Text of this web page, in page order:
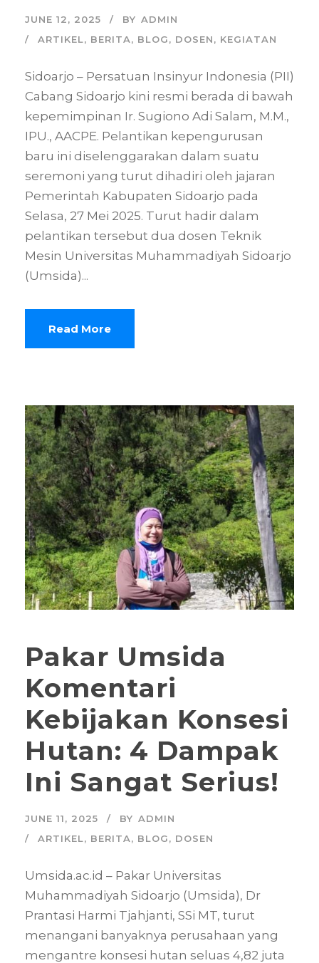
JUNE 12, 2025 BY ADMIN
ARTIKEL, BERITA, BLOG, DOSEN, KEGIATAN
Sidoarjo – Persatuan Insinyur Indonesia (PII)
Cabang Sidoarjo kini resmi berada di bawah
kepemimpinan Ir. Sugiono Adi Salam, M.M.,
IPU., AACPE. Pelantikan kepengurusan
baru ini diselenggarakan dalam suatu
seremoni yang turut dihadiri oleh jajaran
Pemerintah Kabupaten Sidoarjo pada
Selasa, 27 Mei 2025. Turut hadir dalam
pelantikan tersebut dua dosen Teknik
Mesin Universitas Muhammadiyah Sidoarjo
(Umsida)...
Read More
Pakar Umsida
Komentari
Kebijakan Konsesi
Hutan: 4 Dampak
Ini Sangat Serius!
JUNE 11, 2025 BY ADMIN
ARTIKEL, BERITA, BLOG, DOSEN
Umsida.ac.id – Pakar Universitas
Muhammadiyah Sidoarjo (Umsida), Dr
Prantasi Harmi Tjahjanti, SSi MT, turut
menangani banyaknya perusahaan yang
mengantre konsesi hutan seluas 4,82 juta